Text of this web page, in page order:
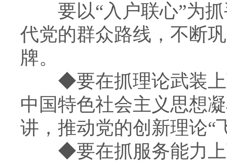
要以“入户联心”为抓
代党的群众路线，不断
牌。
◆要在抓理论武装
中国特色社会主义思想
讲，推动党的创新理论“
◆要在抓服务能力